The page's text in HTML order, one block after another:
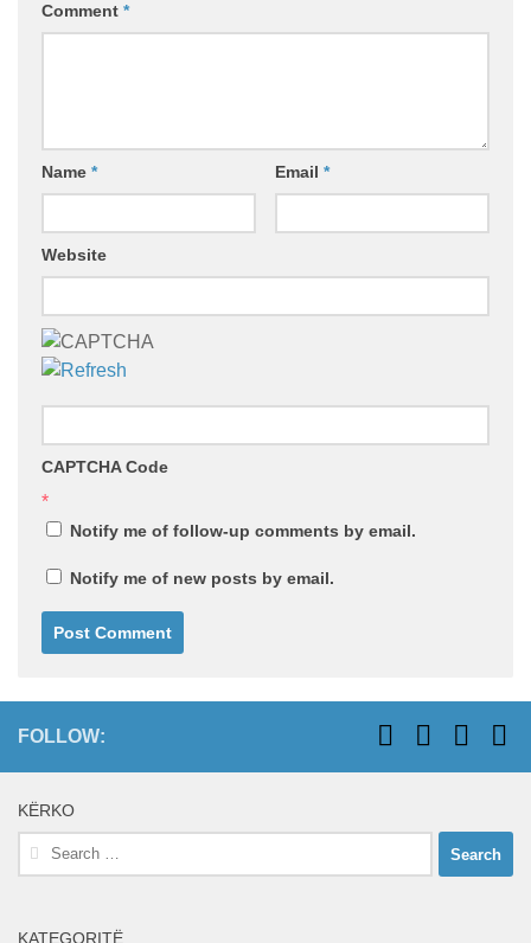
Comment *
Name * Email *
Website
CAPTCHA Code
*
Notify me of follow-up comments by email.
Notify me of new posts by email.
FOLLOW:
KËRKO
Search
for:
KATEGORITË